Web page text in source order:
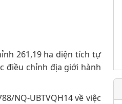
261,19 ha diện tích tự
điều chỉnh địa giới hành
NQ-UBTVQH14 về việc